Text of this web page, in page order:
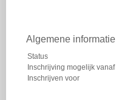
Algemene informatie
Status
Inschrijving mogelijk vanaf
Inschrijven voor